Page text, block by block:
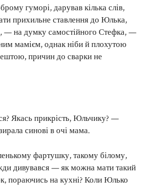
гуморі, дарував кілька слів,
прихильне ставлення до Юлька,
— на думку самостійного Стефка, —
мамієм, однак ніби й плохутою
причин до сварки не
Якась прикрість, Юльчику? —
синові в очі мама.
фартушку, такому білому,
дивувався — як можна мати такий
пораючись на кухні? Коли Юлько